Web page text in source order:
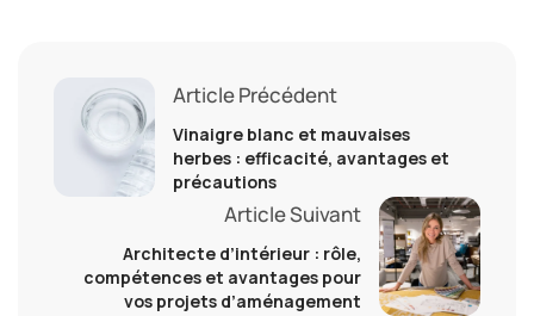
Article Précédent
Vinaigre blanc et mauvaises
herbes : efficacité, avantages et
précautions
Article Suivant
Architecte d’intérieur : rôle,
compétences et avantages pour
vos projets d’aménagement